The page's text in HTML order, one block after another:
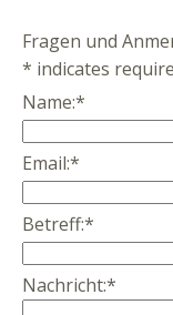
Fragen und
* indicates
Name:*
Email:*
Betreff:*
Nachricht:*